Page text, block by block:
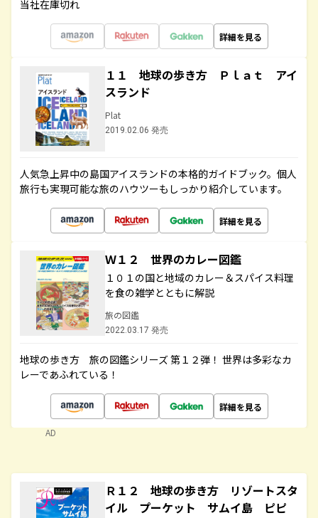
当社在庫切れ
詳細を見る
１１ 地球の歩き方 Ｐｌａｔ アイ
スランド
Plat
2019.02.06 発売
人気急上昇中の島国アイスランドの本格的ガイドブック。個人
旅行も実現可能な旅のハウツーもしっかり紹介しています。
詳細を見る
Ｗ１２ 世界のカレー図鑑
１０１の国と地域のカレー＆スパイス料理
を食の雑学とともに解説
旅の図鑑
2022.03.17 発売
地球の歩き方 旅の図鑑シリーズ 第１２弾！ 世界は多彩なカ
レーであふれている！
詳細を見る
AD
Ｒ１２ 地球の歩き方 リゾートスタ
イル プーケット サムイ島 ピピ